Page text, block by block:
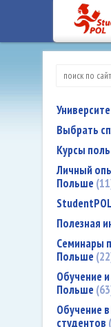
google-site-verification:
Выбрать
Курсы
Личный опыт: жизнь и учеба в
Польше 11
Полезная
Семинары по образованию в
Польше 22
Обучение и адаптация в
Польше 63
Обучение в Польше: отзывы
студентов